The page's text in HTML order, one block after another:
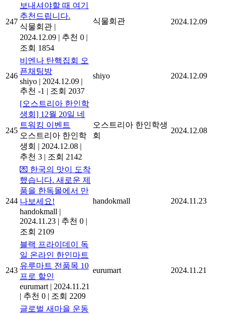
247
보내셔야할 때 여기
추천드립니다.
식물회관 |
2024.12.09 | 추천 0 |
조회 1854
식물회관 2024.12.09
246
비엔나 탄핵집회 오
픈채팅방
shiyo | 2024.12.09 |
추천 -1 | 조회 2037
shiyo 2024.12.09
245
[오스트리아 한인학
생회] 12월 20일 네
트워킹 이벤트
오스트리아 한인학
생회 | 2024.12.08 |
추천 3 | 조회 2142
오스트리아 한인학생
회
2024.12.08
244
💌 한국의 맛이 도착
했습니다. 새로운 제
품을 한독몰에서 만
나보세요!
handokmall |
2024.11.23 | 추천 0 |
조회 2109
handokmall 2024.11.23
243
블랙 프라이데이 독
일 온라인 한인마트
유루마트 전품목 10
프로 할인
eurumart | 2024.11.21
| 추천 0 | 조회 2209
eurumart 2024.11.21
글로벌 새마을 운동